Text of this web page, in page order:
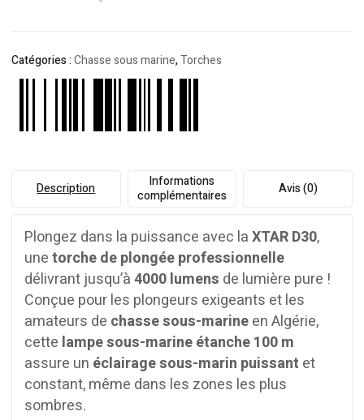
Catégories :Chasse sous marine,Torches
Description
Informations
complémentaires
Avis (0)
Plongez dans la puissance avec laXTAR D30,
unetorche de plongée professionnelle
délivrant jusqu’à4000 lumens de lumière pure !
Conçue pour les plongeurs exigeants et les
amateurs de chasse sous-marineen Algérie,
cette lampe sous-marine étanche 100 m
assure un éclairage sous-marin puissant et
constant, même dans les zones les plus
sombres.